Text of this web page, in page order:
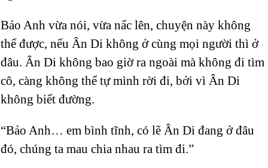
Bảo Anh vừa nói, vừa nấc lên, chuyện này không
thể được, nếu Ân Di không ở cùng mọi người thì ở
đâu. Ân Di không bao giờ ra ngoài mà không đi tìm
cô, càng không thể tự mình rời đi, bởi vì Ân Di
không biết đường.
“Bảo Anh… em bình tĩnh, có lẽ Ân Di đang ở đâu
đó, chúng ta mau chia nhau ra tìm đi.”